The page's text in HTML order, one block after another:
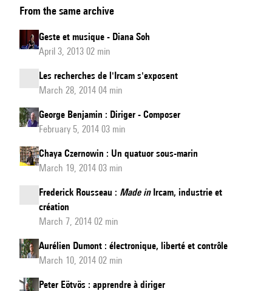
et
musique
contemporaine,
mariage
signé
Stefano
Gervasoni.
Une
traversée
l’histoire
From the same archive
Geste et musique - Diana Soh
April 3, 2013 02 min
Les recherches de l'Ircam s'exposent
March 28, 2014 04 min
George Benjamin : Diriger - Composer
February 5, 2014 03 min
Chaya Czernowin : Un quatuor sous-marin
March 19, 2014 03 min
Frederick Rousseau : Made inIrcam, industrie et
création
March 7, 2014 02 min
Aurélien Dumont : électronique, liberté et contrôle
March 10, 2014 02 min
Peter Eötvös : apprendre à diriger